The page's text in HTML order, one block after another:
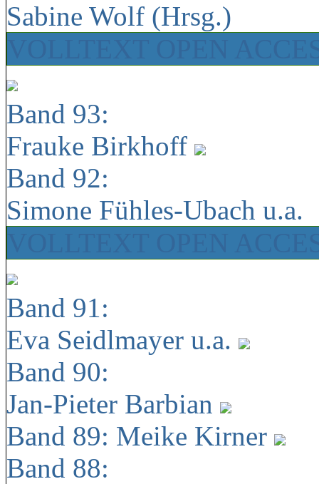
Sabine Wolf (Hrsg.)
Band 93:
Frauke Birkhoff
Band 92:
Simone Fühles-Ubach u.a.
Band 91:
Eva Seidlmayer u.a.
Band 90:
Jan-Pieter Barbian
Band 89: Meike Kirner
Band 88: